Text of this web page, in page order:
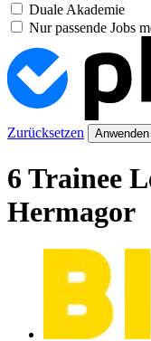
Duale Akademie
Nur passende Jobs
Zurücksetzen Anwenden
6 Trainee
Hermagor